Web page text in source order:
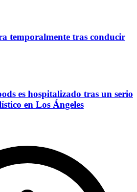
temporalmente tras conducir
es hospitalizado tras un serio
en Los Ángeles